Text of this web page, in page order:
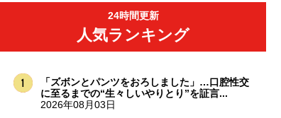
24時間更新
人気ランキング
「ズボンとパンツをおろしました」…口腔性交
に至るまでの“生々しいやりとり”を証言...
2026年08月03日